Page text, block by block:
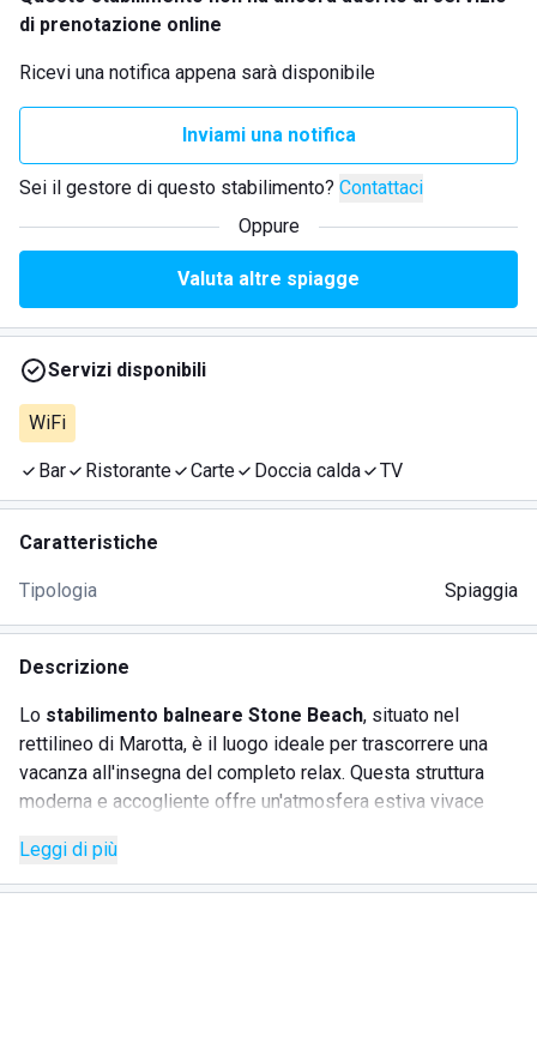
di prenotazione online
Ricevi una notifica appena sarà disponibile
Inviami una notifica
Sei il gestore di questo stabilimento? Contattaci
Oppure
Valuta altre spiagge
Servizi disponibili
WiFi
Bar Ristorante Carte Doccia calda TV
Caratteristiche
Tipologia Spiaggia
Descrizione
Lo stabilimento balneare Stone Beach, situato nel
rettilineo di Marotta, è il luogo ideale per trascorrere una
vacanza all'insegna del completo relax. Questa struttura
moderna e accogliente offre un'atmosfera estiva vivace
coinvolgere sia bambini che adulti in attività divertenti.
Leggi di più